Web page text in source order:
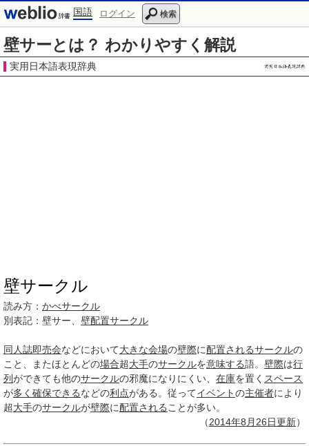
国語 ログイン 検索
壁サーとは？ わかりやすく解説
実用日本語表現辞典
壁サークル
読み方： かべサークル
別表記： 壁サー、 壁配置サークル
同人誌即売会などにおいて大きな会場の壁際に配置されるサークルの
こと、またほとんどの場合超大手のサークルを意味する語。 壁際は行
列ができても他のサークルの邪魔になりにくい、 在庫を置く スペース
が多く 確保できるなどの利点がある。従ってイベントの主催者により
超大手のサークルが壁際に配置される ことが多い。
（2014年8月 26日更新）